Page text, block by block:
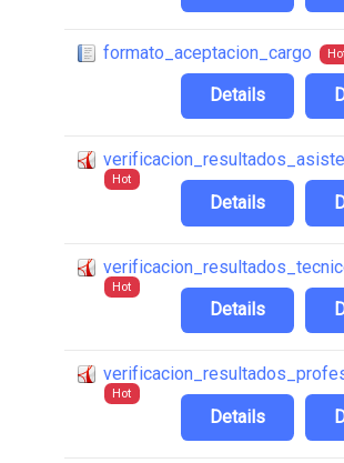
formato_aceptacion_cargo
Details
Hot
Details
Hot
Details
Hot
Details